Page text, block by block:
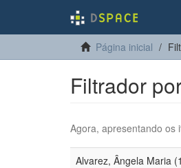
Página inicial
Filtrador
Agora, apresentando os
Alvarez, Ângela Maria